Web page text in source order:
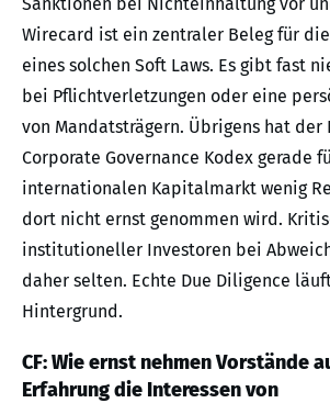
Wirecard ist ein zentraler Beleg für
eines solchen Soft Laws. Es gibt fast
bei Pflichtverletzungen oder eine
von Mandatsträgern. Übrigens hat der
Corporate Governance Kodex gerade
internationalen Kapitalmarkt wenig
dort nicht ernst genommen wird.
institutioneller Investoren bei
daher selten. Echte Due Diligence
Hintergrund.
CF: Wie ernst nehmen Vorstände
Erfahrung die Interessen von